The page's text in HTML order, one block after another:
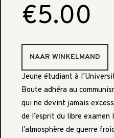
€5.00
Jeune étudiant à
Boute adhéra au
qui ne devint jamais
de l’esprit du libre examen
l’atmosphère de guerre